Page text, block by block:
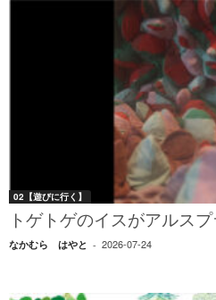
02【遊びに行く】
トゲトゲのイスがアルスプ
なかむら はやと - 2026-07-24